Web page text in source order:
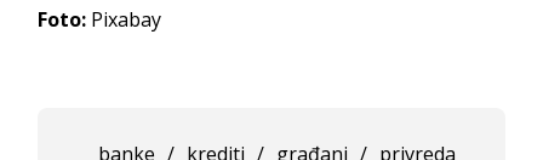
Foto: Pixabay
banke / krediti / građani / privreda